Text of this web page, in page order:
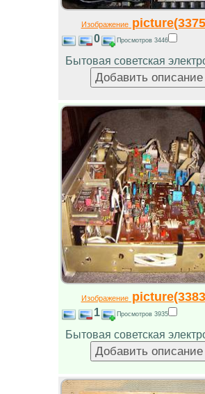
Изображение
0 Просмотров 3446
Бытовая советская
Изображение
1 Просмотров 3935
Бытовая советская